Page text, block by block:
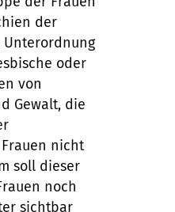
der
Unterordnung
oder
von
Gewalt, die
nicht
soll dieser
noch
sichtbar